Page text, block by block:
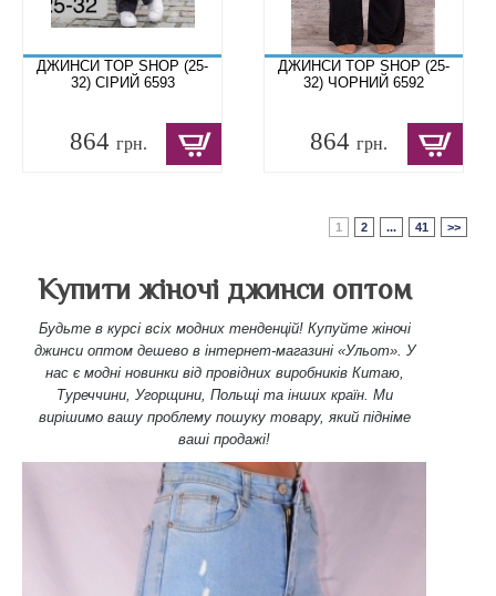
ДЖИНСИ TOP SHOP (25-
32) СІРИЙ 6593
864 грн.
ДЖИНСИ TOP SHOP (25-
32) ЧОРНИЙ 6592
864грн.
1 2 ... 41 >>
Купити жіночі джинси оптом
Будьте в курсі всіх модних тенденцій! Купуйтежіночі
джинси оптом дешево в інтернет-магазині «Ульот». У
нас є модні новинки від провідних виробників Китаю,
Туреччини, Угорщини, Польщі та інших країн. Ми
вирішимо вашу проблему пошуку товару, який підніме
ваші продажі!